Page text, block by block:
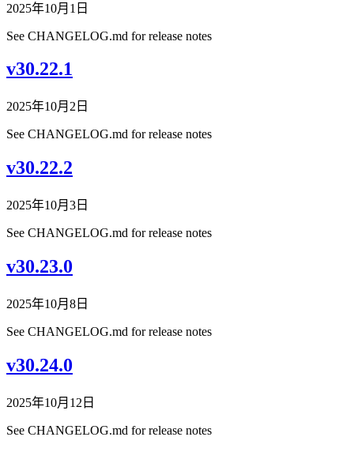
2025年10月1日
See CHANGELOG.md for release notes
v30.22.1
2025年10月2日
See CHANGELOG.md for release notes
v30.22.2
2025年10月3日
See CHANGELOG.md for release notes
v30.23.0
2025年10月8日
See CHANGELOG.md for release notes
v30.24.0
2025年10月12日
See CHANGELOG.md for release notes